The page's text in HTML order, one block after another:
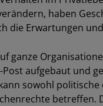
haben
die Erwartungen
ganze
aufgebaut und
sowohl